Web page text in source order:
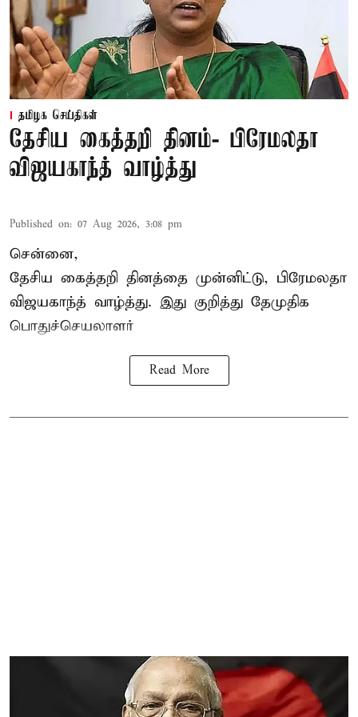
தமிழக செய்திகள்
தேசிய கைத்தறி தினம்- பிரேமலதா
விஜயகாந்த் வாழ்த்து
Published on: 07 Aug 2026, 3:08 pm
சென்னை,
தேசிய கைத்தறி தினத்தை முன்னிட்டு, பிரேமலதா
விஜயகாந்த் வாழ்த்து. இது குறித்து தேமுதிக
பொதுச்செயலாளர்
Read More